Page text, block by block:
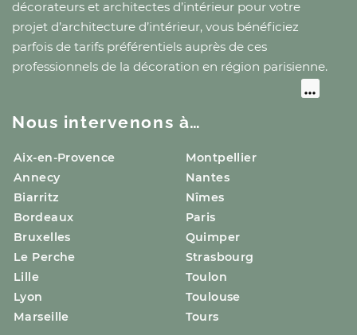
décorateurs et architectes d’intérieur pour votre
projet d’architecture d’intérieur, vous bénéficiez
parfois de tarifs préférentiels auprès de ces
professionnels de la décoration en région parisienne.
Nous intervenons à…
Aix-en-Provence
Annecy
Biarritz
Bordeaux
Bruxelles
Le Perche
Lille
Lyon
Marseille
Montpellier
Nantes
Nîmes
Paris
Quimper
Strasbourg
Toulon
Toulouse
Tours